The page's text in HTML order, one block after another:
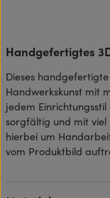
Handgefertigtes
Dieses
Handwerkskunst mit
jedem
sorgfältig und mit viel
hierbei um
vom Produktbild